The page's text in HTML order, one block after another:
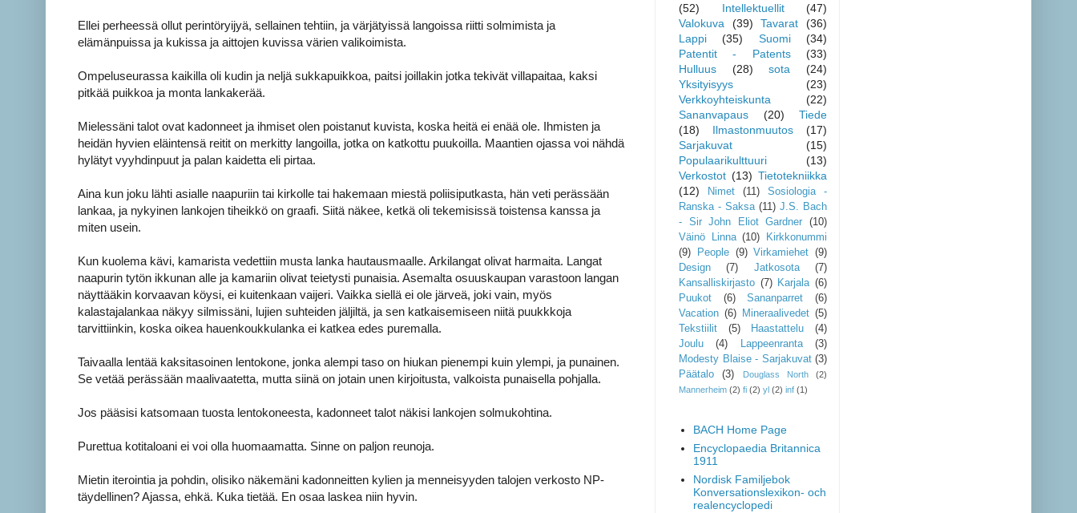
Ellei perheessä ollut perintöryijyä, sellainen tehtiin, ja värjätyissä langoissa riitti solmimista ja
elämänpuissa ja kukissa ja aittojen kuvissa värien valikoimista.
Ompeluseurassa kaikilla oli kudin ja neljä sukkapuikkoa, paitsi joillakin jotka tekivät villapaitaa, kaksi
pitkää puikkoa ja monta lankakerää.
Mielessäni talot ovat kadonneet ja ihmiset olen poistanut kuvista, koska heitä ei enää ole. Ihmisten ja
heidän hyvien eläintensä reitit on merkitty langoilla, jotka on katkottu puukoilla. Maantien ojassa voi nähdä
hylätyt vyyhdinpuut ja palan kaidetta eli pirtaa.
Aina kun joku lähti asialle naapuriin tai kirkolle tai hakemaan miestä poliisiputkasta, hän veti perässään
lankaa, ja nykyinen lankojen tiheikkö on graafi. Siitä näkee, ketkä oli tekemisissä toistensa kanssa ja
miten usein.
Kun kuolema kävi, kamarista vedettiin musta lanka hautausmaalle. Arkilangat olivat harmaita. Langat
naapurin tytön ikkunan alle ja kamariin olivat teietysti punaisia. Asemalta osuuskaupan varastoon langan
näyttääkin korvaavan köysi, ei kuitenkaan vaijeri. Vaikka siellä ei ole järveä, joki vain, myös
kalastajalankaa näkyy silmissäni, lujien suhteiden jäljiltä, ja sen katkaisemiseen niitä puukkkoja
tarvittiinkin, koska oikea hauenkoukkulanka ei katkea edes puremalla.
Taivaalla lentää kaksitasoinen lentokone, jonka alempi taso on hiukan pienempi kuin ylempi, ja punainen.
Se vetää perässään maalivaatetta, mutta siinä on jotain unen kirjoitusta, valkoista punaisella pohjalla.
Jos pääsisi katsomaan tuosta lentokoneesta, kadonneet talot näkisi lankojen solmukohtina.
Purettua kotitaloani ei voi olla huomaamatta. Sinne on paljon reunoja.
Mietin iterointia ja pohdin, olisiko näkemäni kadonneitten kylien ja menneisyyden talojen verkosto NP-
täydellinen? Ajassa, ehkä. Kuka tietää. En osaa laskea niin hyvin.
(52)
Intellektuellit
(47)
Valokuva
(39) Tavarat
(36)
Lappi
(35) Suomi
(34)
Patentit - Patents
(33)
Hulluus
(28) sota
(24)
Yksityisyys
(23)
Verkkoyhteiskunta
(22)
Sananvapaus
(20)
Tiede
(18)
Ilmastonmuutos
(17)
Sarjakuvat
(15)
Populaarikulttuuri
(13)
Verkostot (13) Tietotekniikka
(12)
Nimet (11)
Sosiologia -
Ranska - Saksa (11) J.S. Bach
- Sir John Eliot Gardner
(10)
Väinö Linna (10)
Kirkkonummi
(9)
People (9) Virkamiehet (9)
Design
(7) Jatkosota
(7)
Kansalliskirjasto (7) Karjala (6)
Puukot
(6) Sananparret
(6)
Vacation (6) Mineraalivedet (5)
Tekstiilit
(5) Haastattelu
(4)
Joulu
(4) Lappeenranta
(3)
Modesty Blaise - Sarjakuvat (3)
Päätalo
(3) Douglass North
(2)
Mannerheim (2) fi (2) yl (2) inf (1)
BACH Home Page
Encyclopaedia Britannica
1911
Nordisk Familjebok
Konversationslexikon- och
realencyclopedi